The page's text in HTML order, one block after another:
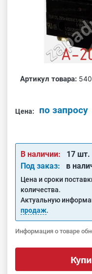
Артикул товара:
Цена: по запросу
В наличии:
17 шт.
Под заказ:
в
Цена и сроки
количества.
Актуальную
продаж.
Информация о товаре